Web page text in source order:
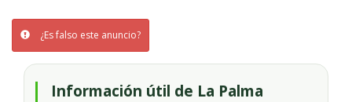
¿Es falso este anuncio?
Información útil de La Palma